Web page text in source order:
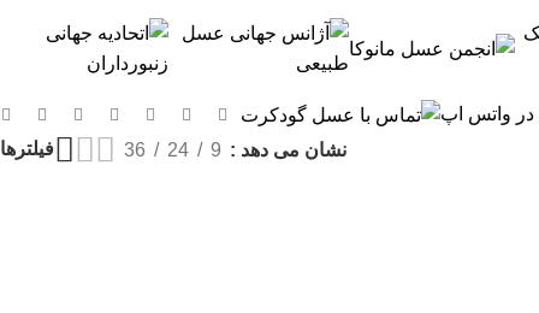
در واتس اپ
نشان می دهد
9
24
36 فیلترها